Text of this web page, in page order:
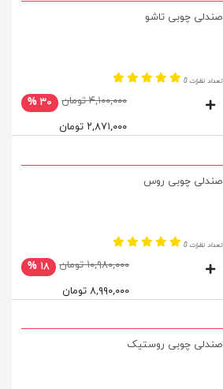
صندلی چوبی تاشو
تعداد نظرات 0
۴,۱۰۰,۰۰۰ تومان
۳۰ %
۲,۸۷۱,۰۰۰ تومان
صندلی چوبی روس
تعداد نظرات 0
۱۰,۹۸۰,۰۰۰ تومان
۱۸ %
۸,۹۹۰,۰۰۰ تومان
صندلی چوبی روستیک